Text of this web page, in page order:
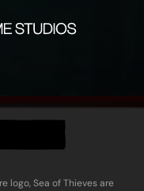
logo, Sea of Thieves are